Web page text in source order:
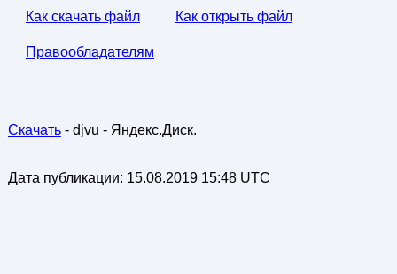
Как скачать файл Как открыть файл
Правообладателям
Скачать- djvu - Яндекс.Диск.
Дата публикации: 15.08.2019 15:48 UTC